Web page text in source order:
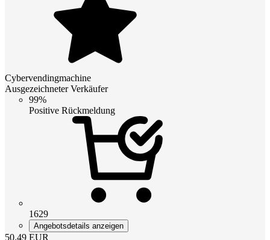
Cybervendingmachine
Ausgezeichneter Verkäufer
99%
Positive Rückmeldung
1629
Angebotsdetails anzeigen
50.49 EUR